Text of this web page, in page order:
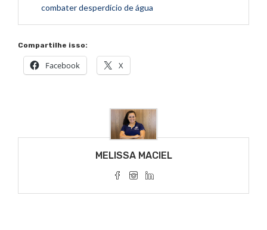
combater desperdício de água
Compartilhe isso:
Facebook X
MELISSA MACIEL